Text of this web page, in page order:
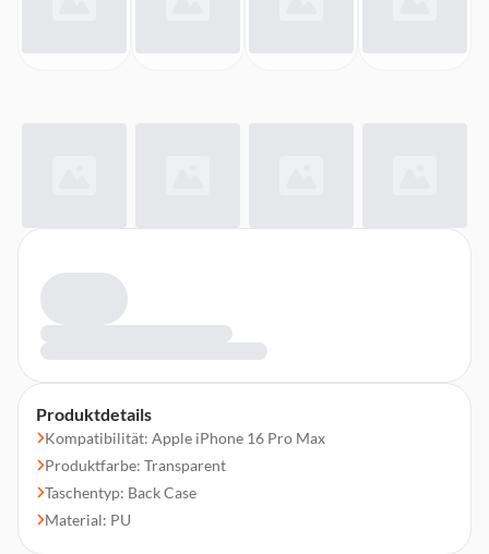
Produktdetails
Kompatibilität: Apple iPhone 16 Pro Max
Produktfarbe: Transparent
Taschentyp: Back Case
Material: PU